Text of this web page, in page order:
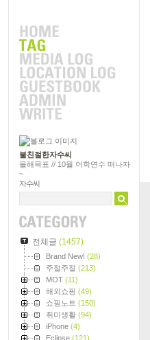
불친절한자수씨
올해목표 // 10월 어학연수 떠나자
~
자수씨
전체글 (1457)
Brand New! (28)
주절주절 (213)
MOT (11)
해외쇼핑 (49)
쇼핑노트 (150)
취미생활 (94)
iPhone (4)
Eclipse (121)